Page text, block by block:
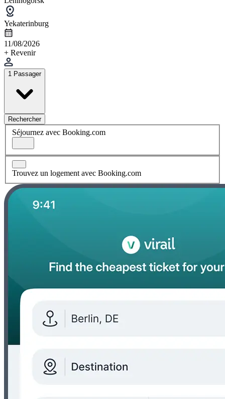
Yekaterinburg
11/08/2026
+ Revenir
1 Passager
Rechercher
Séjournez avec Booking.com
Trouvez un logement avec Booking.com